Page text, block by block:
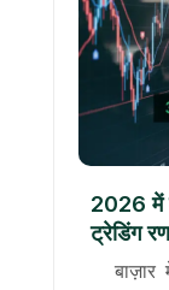
2026 में
ट्रेडिंग